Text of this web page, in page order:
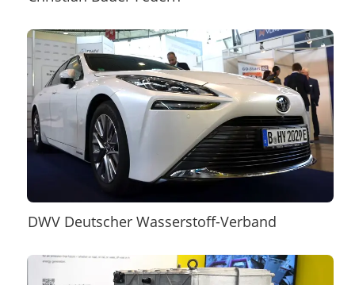
DWV Deutscher Wasserstoff-Verband